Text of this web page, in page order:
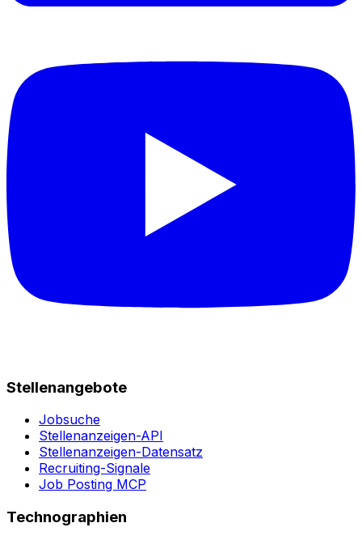
Stellenangebote
Jobsuche
Stellenanzeigen-API
Stellenanzeigen-Datensatz
Recruiting-Signale
Job Posting MCP
Technographien